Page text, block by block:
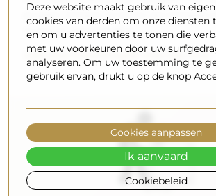
microvezeldoek en warm water. Als u kiest
producten, zorg er dan voor dat ze een
hebben (rond de 7). Vermijd krachtige
die azijn, ammoniak of sterke zuren
u een mooie weerspiegeling gedurende
Lees meer tips op onze blog.
Deze website maakt gebruik van
cookies van derden om onze diensten
en om u advertenties te tonen die
met uw voorkeuren door uw
analyseren. Om uw toestemming te
gebruik ervan, drukt u op de knop
Cookiebeleid
Cookies aanpassen
Ik aanvaard